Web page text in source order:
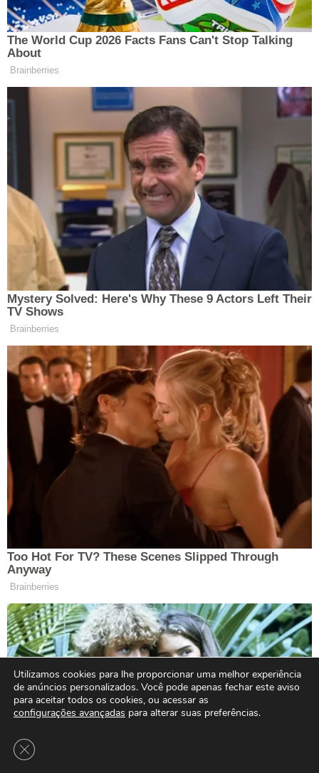
Utilizamos cookies para lhe proporcionar uma melhor experiência
de anúncios personalizados. Você pode apenas fechar este aviso
para aceitar todos os cookies, ou acessar as
configurações avançadas para alterar suas preferências.
Close GDPR Cookie Banner